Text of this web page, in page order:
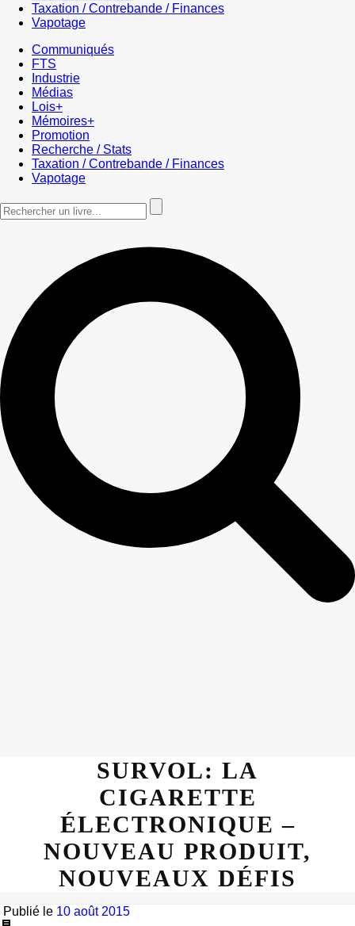
Taxation / Contrebande / Finances
Vapotage
Communiqués
FTS
Industrie
Médias
Lois+
Mémoires+
Promotion
Recherche / Stats
Taxation / Contrebande / Finances
Vapotage
SURVOL: LA
CIGARETTE
ÉLECTRONIQUE –
NOUVEAU PRODUIT,
NOUVEAUX DÉFIS
Publié le 10 août 2015